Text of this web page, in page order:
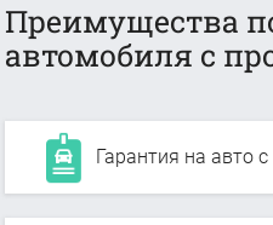
Преимущества
автомобиля с
Гарантия на авто